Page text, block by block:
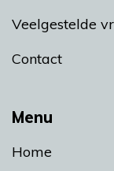
Menu
Home
Veelgestelde
Contact